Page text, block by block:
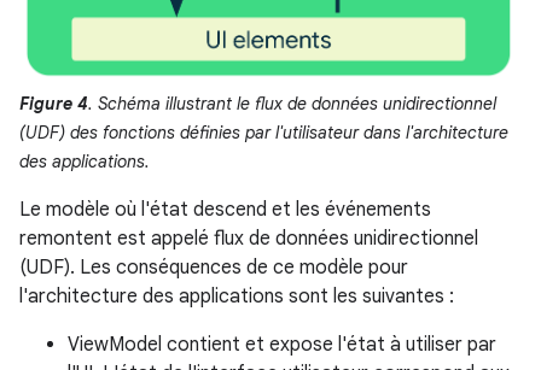
Figure 4. Schéma illustrant le flux de données unidirectionnel
(UDF) des fonctions définies par l'utilisateur dans l'architecture
des applications.
Le modèle où l'état descend et les événements
remontent est appelé flux de données unidirectionnel
(UDF). Les conséquences de ce modèle pour
l'architecture des applications sont les suivantes :
ViewModel contient et expose l'état à utiliser par